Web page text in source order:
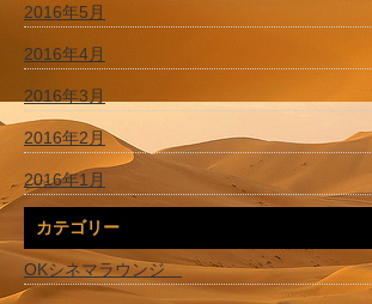
2016年5月
2016年4月
2016年3月
2016年2月
2016年1月
カテゴリー
OKシネマラウンジ